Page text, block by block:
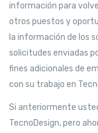
información para
otros puestos y
la información de los
solicitudes enviadas
fines adicionales de
con su trabajo en
Si anteriormente
TecnoDesign, pero